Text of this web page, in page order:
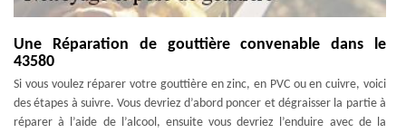
Une Réparation de gouttière convenable dans le
43580
Si vous voulez réparer votre gouttière en zinc, en PVC ou en cuivre, voici
des étapes à suivre. Vous devriez d’abord poncer et dégraisser la partie à
réparer à l’aide de l’alcool, ensuite vous devriez l’enduire avec de la